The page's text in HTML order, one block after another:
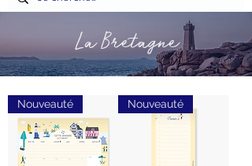
La Bretagne
Nouveauté Nouveauté